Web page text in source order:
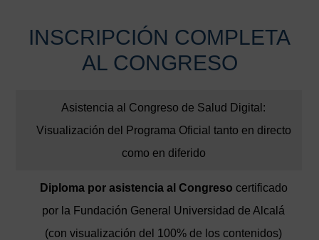
INSCRIPCIÓN COMPLETA
AL CONGRESO
Asistencia al Congreso de Salud Digital:
Visualización del Programa Oficial tanto en directo
como en diferido
Diploma por asistencia al Congreso certificado
por la Fundación General Universidad de Alcalá
(con visualización del 100% de los contenidos)